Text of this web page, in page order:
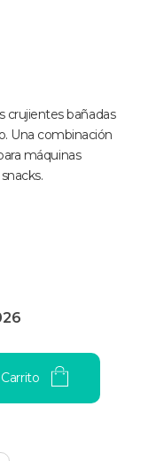
crujientes bañadas
Una combinación
máquinas